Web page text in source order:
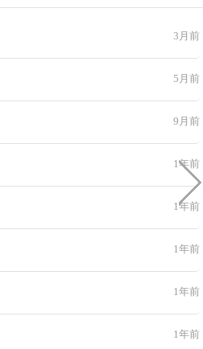
3月前
5月前
9月前
1年前
1年前
1年前
1年前
1年前